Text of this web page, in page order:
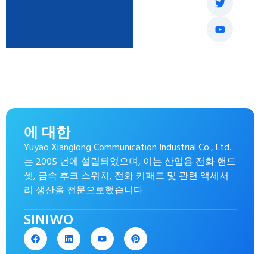
에 대한
Yuyao Xianglong Communication Industrial Co., Ltd.
는 2005 년에 설립되었으며, 이는 산업용 전화 핸드
셋, 금속 후크 스위치, 전화 키패드 및 관련 액세서
리 생산을 전문으로했습니다.
SINIWO